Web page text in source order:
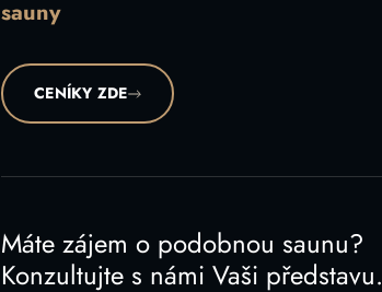
sauny
CENÍKY ZDE
Máte zájem o podobnou saunu?
Konzultujte s námi Vaši představu.